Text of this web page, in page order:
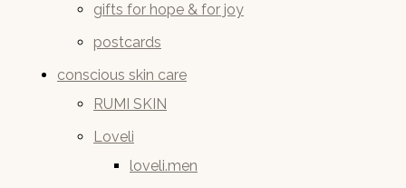
gifts for hope & for joy
postcards
conscious skin care
RUMI SKIN
Loveli
loveli.men